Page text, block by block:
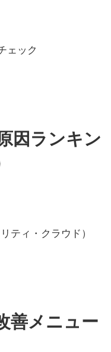
ェック
因ランキン
ティ・クラウド）
善メニュー